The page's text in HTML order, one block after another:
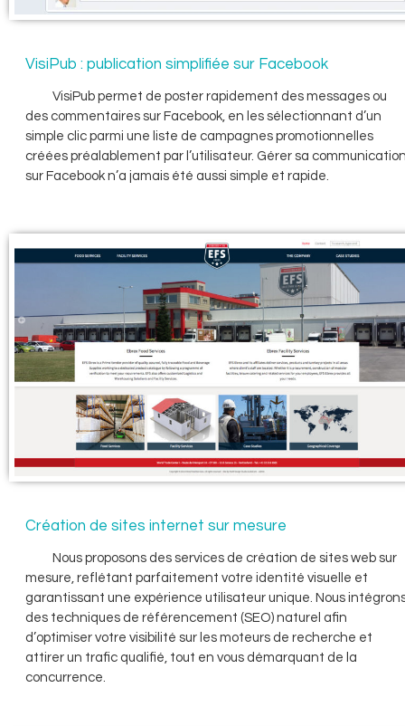
VisiPub : publication simplifiée sur Facebook
VisiPub permet de poster rapidement des messages ou
des commentaires sur Facebook, en les sélectionnant d’un
simple clic parmi une liste de campagnes promotionnelles
créées préalablement par l’utilisateur. Gérer sa
sur Facebook n’a jamais été aussi simple et rapide.
Création de sites internet sur mesure
Nous proposons des services de création de sites web sur
mesure, reflétant parfaitement votre identité visuelle et
garantissant une expérience utilisateur unique. Nous
des techniques de référencement (SEO) naturel afin
d’optimiser votre visibilité sur les moteurs de recherche et
attirer un trafic qualifié, tout en vous démarquant de la
concurrence.